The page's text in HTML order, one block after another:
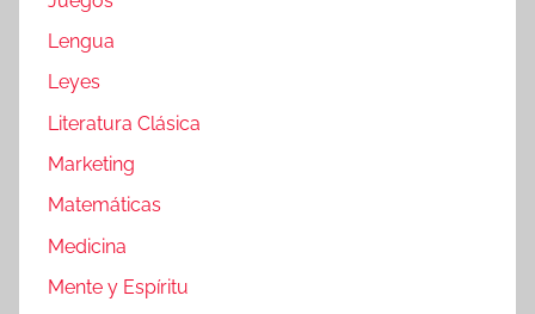
Lengua
Leyes
Literatura Clásica
Marketing
Matemáticas
Medicina
Mente y Espíritu